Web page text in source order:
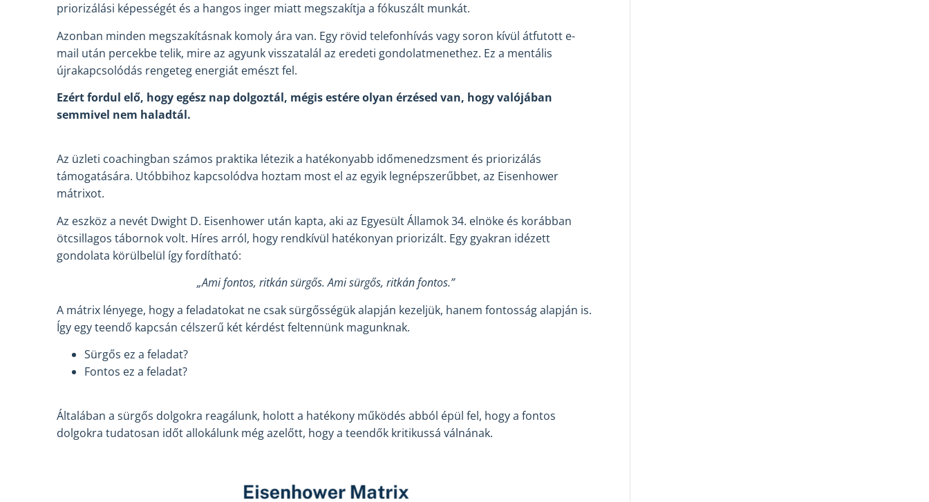
priorizálási képességét és a hangos inger miatt megszakítja a fókuszált munkát.
Azonban minden megszakításnak komoly ára van. Egy rövid telefonhívás vagy soron kívül átfutott e-
mail után percekbe telik, mire az agyunk visszatalál az eredeti gondolatmenethez. Ez a mentális
újrakapcsolódás rengeteg energiát emészt fel.
Ezért fordul elő, hogy egész nap dolgoztál, mégis estére olyan érzésed van, hogy valójában
semmivel nem haladtál.
Az üzleti coachingban számos praktika létezik a hatékonyabb időmenedzsment és priorizálás
támogatására. Utóbbihoz kapcsolódva hoztam most el az egyik legnépszerűbbet, az Eisenhower
mátrixot.
Az eszköz a nevét Dwight D. Eisenhower után kapta, aki az Egyesült Államok 34. elnöke és korábban
ötcsillagos tábornok volt. Híres arról, hogy rendkívül hatékonyan priorizált. Egy gyakran idézett
gondolata körülbelül így fordítható:
„Ami fontos, ritkán sürgős. Ami sürgős, ritkán fontos.”
A mátrix lényege, hogy a feladatokat ne csak sürgősségük alapján kezeljük, hanem fontosság alapján is.
Így egy teendő kapcsán célszerű két kérdést feltennünk magunknak.
Sürgős ez a feladat?
Fontos ez a feladat?
Általában a sürgős dolgokra reagálunk, holott a hatékony működés abból épül fel, hogy a fontos
dolgokra tudatosan időt allokálunk még azelőtt, hogy a teendők kritikussá válnának.